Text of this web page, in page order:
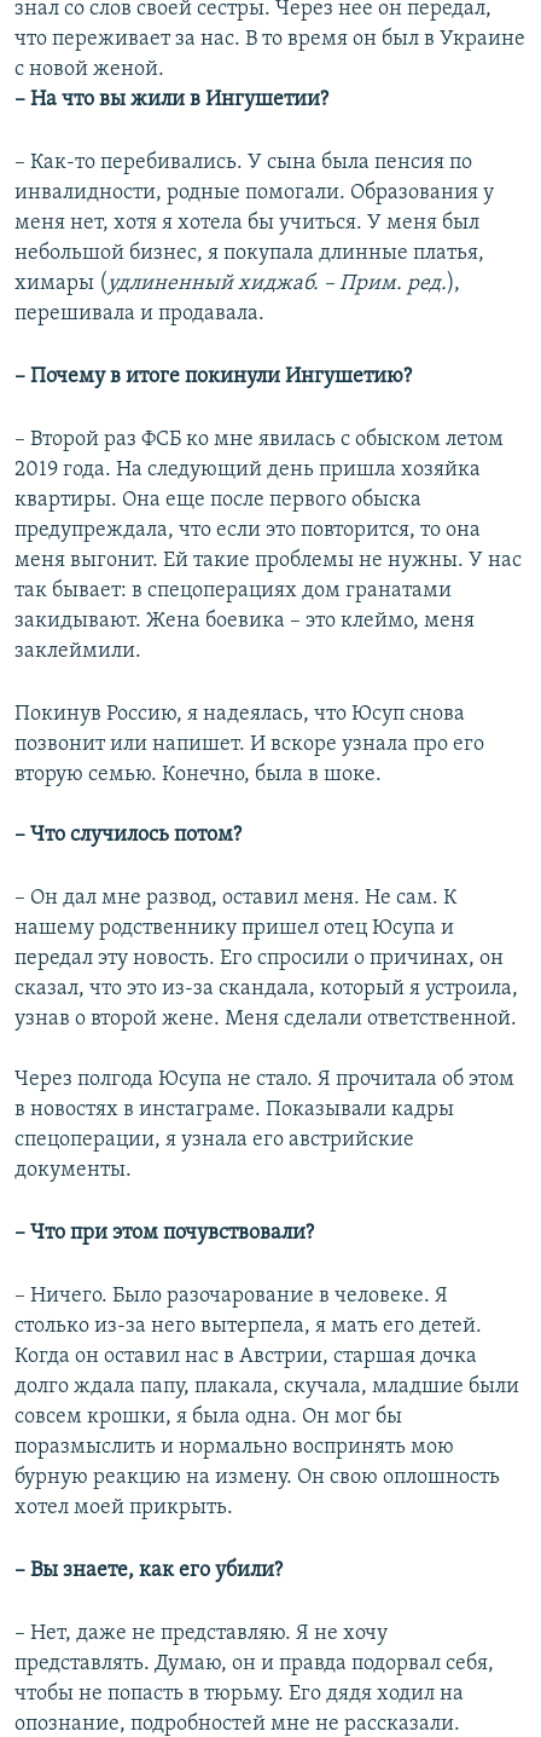
знал со слов своей сестры. Через нее он передал,
что переживает за нас. В то время он был в Украине
с новой женой.
– На что вы жили в Ингушетии?
– Как-то перебивались. У сына была пенсия по
инвалидности, родные помогали. Образования у
меня нет, хотя я хотела бы учиться. У меня был
небольшой бизнес, я покупала длинные платья,
химары ( удлиненный хиджаб. – Прим. ред.),
перешивала и продавала.
– Почему в итоге покинули Ингушетию?
– Второй раз ФСБ ко мне явилась с обыском летом
2019 года. На следующий день пришла хозяйка
квартиры. Она еще после первого обыска
предупреждала, что если это повторится, то она
меня выгонит. Ей такие проблемы не нужны. У нас
так бывает: в спецоперациях дом гранатами
закидывают. Жена боевика – это клеймо, меня
заклеймили.
Покинув Россию, я надеялась, что Юсуп снова
позвонит или напишет. И вскоре узнала про его
вторую семью. Конечно, была в шоке.
– Что случилось потом?
– Он дал мне развод, оставил меня. Не сам. К
нашему родственнику пришел отец Юсупа и
передал эту новость. Его спросили о причинах, он
сказал, что это из-за скандала, который я устроила,
узнав о второй жене. Меня сделали ответственной.
Через полгода Юсупа не стало. Я прочитала об этом
в новостях в инстаграме. Показывали кадры
спецоперации, я узнала его австрийские
документы.
– Что при этом почувствовали?
– Ничего. Было разочарование в человеке. Я
столько из-за него вытерпела, я мать его детей.
Когда он оставил нас в Австрии, старшая дочка
долго ждала папу, плакала, скучала, младшие были
совсем крошки, я была одна. Он мог бы
поразмыслить и нормально воспринять мою
бурную реакцию на измену. Он свою оплошность
хотел моей прикрыть.
– Вы знаете, как его убили?
– Нет, даже не представляю. Я не хочу
представлять. Думаю, он и правда подорвал себя,
чтобы не попасть в тюрьму. Его дядя ходил на
опознание, подробностей мне не рассказали.